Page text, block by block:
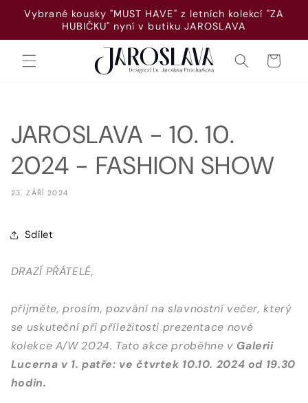
Přejít k
obsahu
Vybrané kousky "MUST HAVE" z letních kolekcí "ZA
HUBIČKU" nyní v butiku JAROSLAVA
Košík
JAROSLAVA - 10. 10.
2024 - FASHION SHOW
23. ZÁŘÍ 2024
Sdílet
DRAZÍ PŘÁTELÉ,
přijměte, prosím, pozvání na slavnostní večer, který
se uskuteční při příležitosti prezentace nové
kolekce A/W 2024. Tato akce proběhne v Galerii
Lucerna v 1. patře: ve čtvrtek 10.10. 2024 od 19.30
hodin.